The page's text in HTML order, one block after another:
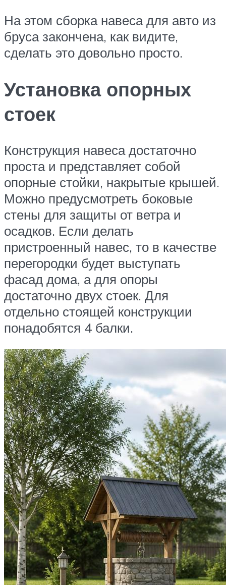
На этом сборка навеса для авто из
бруса закончена, как видите,
сделать это довольно просто.
Установка опорных
стоек
Конструкция навеса достаточно
проста и представляет собой
опорные стойки, накрытые крышей.
Можно предусмотреть боковые
стены для защиты от ветра и
осадков. Если делать
пристроенный навес, то в качестве
перегородки будет выступать
фасад дома, а для опоры
достаточно двух стоек. Для
отдельно стоящей конструкции
понадобятся 4 балки.